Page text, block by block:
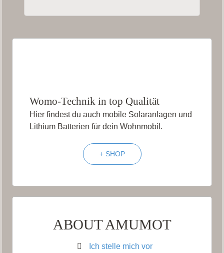
Womo-Technik in top Qualität
Hier findest du auch mobile Solaranlagen und
Lithium Batterien für dein Wohnmobil.
+ SHOP
ABOUT AMUMOT
Ich stelle mich vor